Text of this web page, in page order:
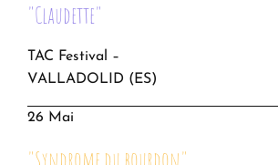
"Claudette"
TAC Festival –
VALLADOLID (ES)
26 Mai